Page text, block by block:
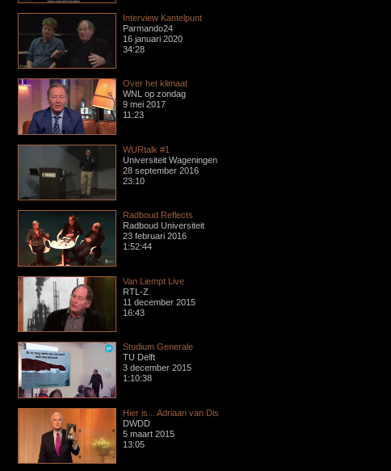
Interview Kantelpunt
Parmando24
16 januari 2020
34:28
Over het klimaat
WNL op zondag
9 mei 2017
11:23
WURtalk #1
Universiteit Wageningen
28 september 2016
23:10
Radboud Reflects
Radboud Universiteit
23 februari 2016
1:52:44
Van Liempt Live
RTL-Z
11 december 2015
16:43
Studium Generale
TU Delft
3 december 2015
1:10:38
Hier is... Adriaan van Dis
DWDD
5 maart 2015
13:05